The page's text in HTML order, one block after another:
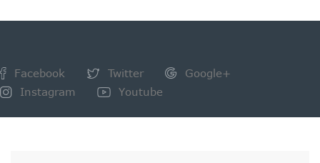
Facebook Twitter
Google+
Instagram
Youtube